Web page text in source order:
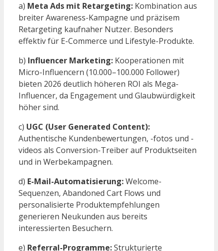
a) Meta Ads mit Retargeting: Kombination aus
breiter Awareness-Kampagne und präzisem
Retargeting kaufnaher Nutzer. Besonders
effektiv für E-Commerce und Lifestyle-Produkte.
b) Influencer Marketing: Kooperationen mit
Micro-Influencern (10.000–100.000 Follower)
bieten 2026 deutlich höheren ROI als Mega-
Influencer, da Engagement und Glaubwürdigkeit
höher sind.
c) UGC (User Generated Content):
Authentische Kundenbewertungen, -fotos und -
videos als Conversion-Treiber auf Produktseiten
und in Werbekampagnen.
d) E-Mail-Automatisierung:Welcome-
Sequenzen, Abandoned Cart Flows und
personalisierte Produktempfehlungen
generieren Neukunden aus bereits
interessierten Besuchern.
e) Referral-Programme:Strukturierte